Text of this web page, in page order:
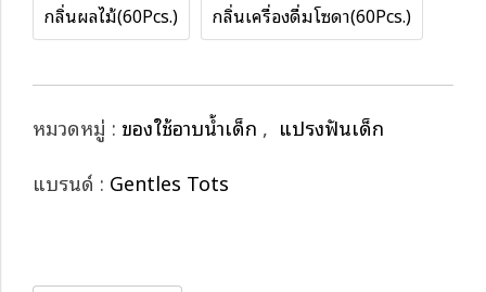
กลิ่นผลไม้(60Pcs.) กลิ่นเครื่องดื่มโซดา(60Pcs.)
หมวดหมู่ : ของใช้อาบน้ำเด็ก , แปรงฟันเด็ก
แบรนด์ : Gentles Tots